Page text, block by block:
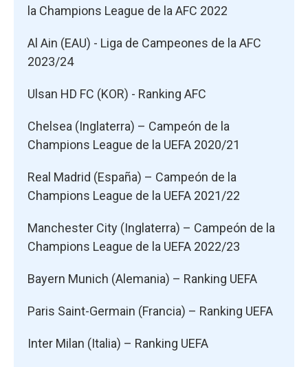
la Champions League de la AFC 2022
Al Ain (EAU) - Liga de Campeones de la AFC
2023/24
Ulsan HD FC (KOR) - Ranking AFC
Chelsea (Inglaterra) – Campeón de la
Champions League de la UEFA 2020/21
Real Madrid (España) – Campeón de la
Champions League de la UEFA 2021/22
Manchester City (Inglaterra) – Campeón de la
Champions League de la UEFA 2022/23
Bayern Munich (Alemania) – Ranking UEFA
Paris Saint-Germain (Francia) – Ranking UEFA
Inter Milan (Italia) – Ranking UEFA